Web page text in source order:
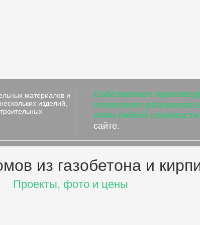
материалов и
изделий,
Собственное
позволяют
ключ любой
сайте.
из газобетона и
Проекты, фото и цены